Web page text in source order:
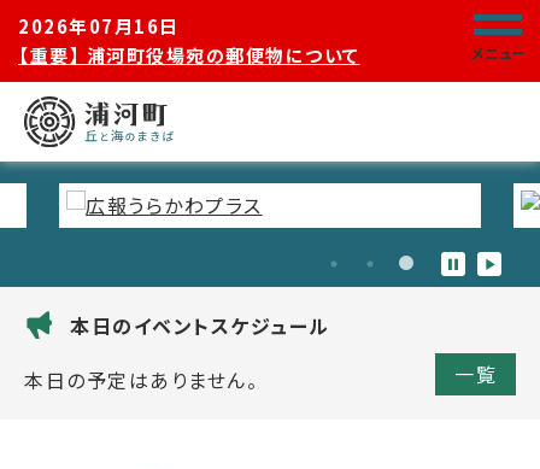
2026年07月16日
【重要】 浦河町役場宛の郵便物について
メニュー
本日のイベントスケジュール
本日の予定はありません。
一覧